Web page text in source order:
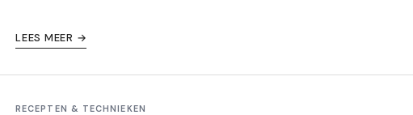
LEES MEER →
RECEPTEN & TECHNIEKEN